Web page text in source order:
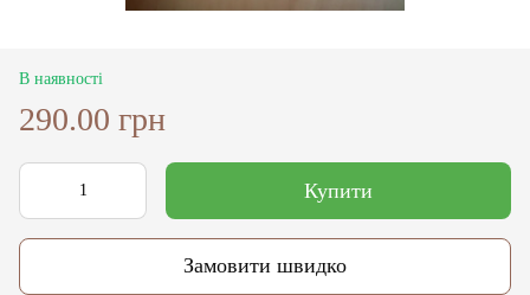
В наявності
290.00 грн
Купити
Замовити швидко